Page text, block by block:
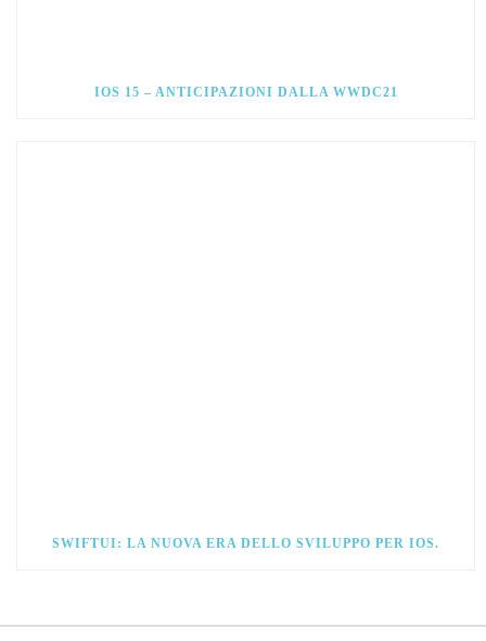
IOS 15 – ANTICIPAZIONI DALLA WWDC21
SWIFTUI: LA NUOVA ERA DELLO SVILUPPO PER IOS.